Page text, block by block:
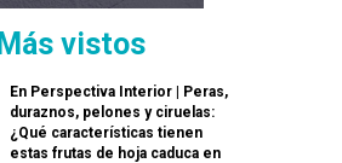
Más vistos
En Perspectiva Interior | Peras,
duraznos, pelones y ciruelas:
¿Qué características tienen
estas frutas de hoja caduca en